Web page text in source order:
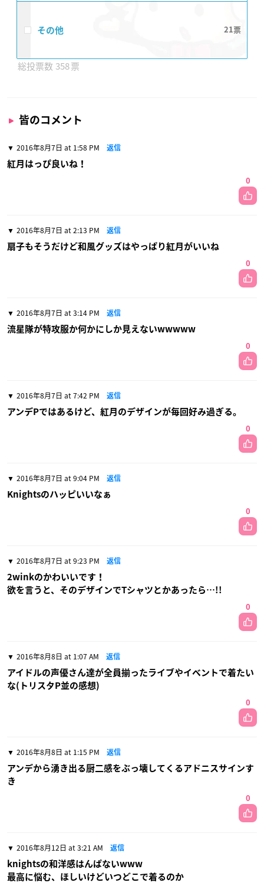
その他 21
358
皆のコメント
2016年8月7日 at 1:58 PM 返信
紅月はっぴ良いね！
0
2016年8月7日 at 2:13 PM 返信
扇子もそうだけど和風グッズはやっぱり紅月がいいね
0
2016年8月7日 at 3:14 PM 返信
流星隊が特攻服か何かにしか見えないwwwww
0
2016年8月7日 at 7:42 PM 返信
アンデPではあるけど、紅月のデザインが毎回好み過ぎる。
0
2016年8月7日 at 9:04 PM 返信
Knightsのハッピいいなぁ
0
2016年8月7日 at 9:23 PM 返信
2winkのかわいいです！
欲を言うと、そのデザインでTシャツとかあったら…!!
0
2016年8月8日 at 1:07 AM 返信
アイドルの声優さん達が全員揃ったライブやイベントで着たい
な(トリスタP並の感想)
0
2016年8月8日 at 1:15 PM 返信
アンデから湧き出る厨二感をぶっ壊してくるアドニスサインす
き
0
2016年8月12日 at 3:21 AM 返信
knightsの和洋感はんぱないwww
最高に悩む、ほしいけどいつどこで着るのか